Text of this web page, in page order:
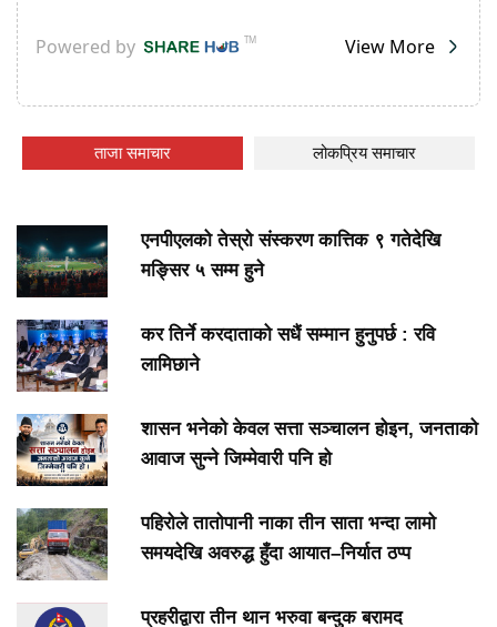
ताजा समाचार लोकप्रिय समाचार
एनपीएलको तेस्रो संस्करण कात्तिक ९ गतेदेखि
मङ्सिर ५ सम्म हुने
कर तिर्ने करदाताको सधैं सम्मान हुनुपर्छ : रवि
लामिछाने
शासन भनेको केवल सत्ता सञ्चालन होइन, जनताको
आवाज सुन्ने जिम्मेवारी पनि हो
पहिरोले तातोपानी नाका तीन साता भन्दा लामो
समयदेखि अवरुद्ध हुँदा आयात–निर्यात ठप्प
प्रहरीद्वारा तीन थान भरुवा बन्दुक बरामद